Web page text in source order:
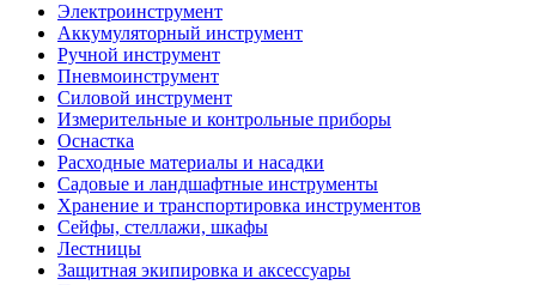
Электроинструмент
Аккумуляторный инструмент
Ручной инструмент
Пневмоинструмент
Силовой инструмент
Измерительные и контрольные приборы
Оснастка
Расходные материалы и насадки
Садовые и ландшафтные инструменты
Хранение и транспортировка инструментов
Сейфы, стеллажи, шкафы
Лестницы
Защитная экипировка и аксессуары